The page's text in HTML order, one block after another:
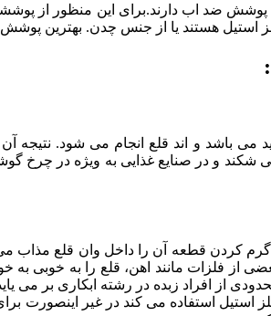
ضد اب دارند.برای این منظور از
استیل هستند یا از جنس چدن. بهترین
شکند و در صنایع غذایی به ویژه در
این شیوه بعضی از فلزات مانند اهن، قلع
از افراد زبده در رشته ابکاری بر می
استیل استفاده می کند در غیر اینصورت